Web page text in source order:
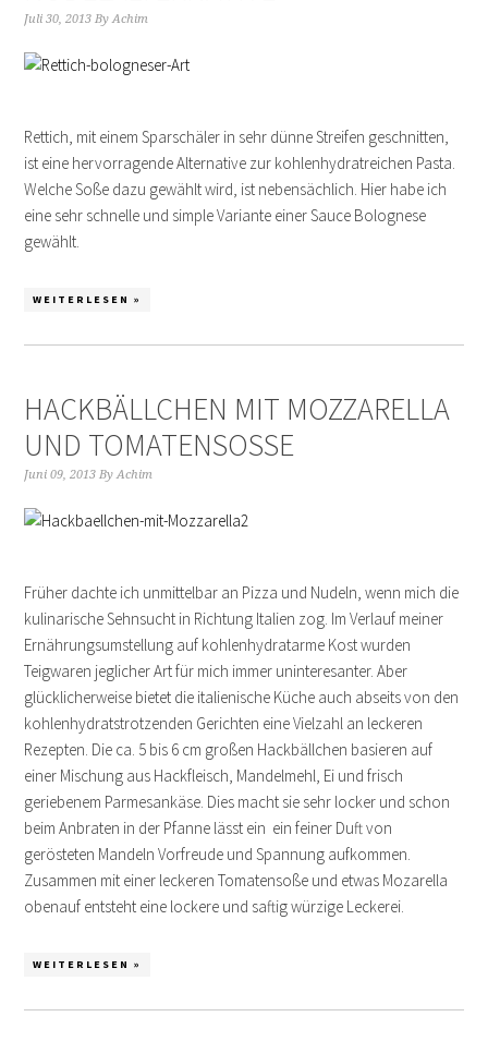
Juli 30, 2013 ByAchim
Rettich, mit einem Sparschäler in sehr dünne Streifen geschnitten,
ist eine hervorragende Alternative zur kohlenhydratreichen Pasta.
Welche Soße dazu gewählt wird, ist nebensächlich. Hier habe ich
eine sehr schnelle und simple Variante einer Sauce Bolognese
gewählt.
WEITERLESEN »
HACKBÄLLCHEN MIT MOZZARELLA
UND TOMATENSOSSE
Juni 09, 2013 ByAchim
Früher dachte ich unmittelbar an Pizza und Nudeln, wenn mich die
kulinarische Sehnsucht in Richtung Italien zog. Im Verlauf meiner
Ernährungsumstellung auf kohlenhydratarme Kost wurden
Teigwaren jeglicher Art für mich immer uninteresanter. Aber
glücklicherweise bietet die italienische Küche auch abseits von den
kohlenhydratstrotzenden Gerichten eine Vielzahl an leckeren
Rezepten. Die ca. 5 bis 6 cm großen Hackbällchen basieren auf
einer Mischung aus Hackfleisch, Mandelmehl, Ei und frisch
geriebenem Parmesankäse. Dies macht sie sehr locker und schon
beim Anbraten in der Pfanne lässt ein ein feiner Duft von
gerösteten Mandeln Vorfreude und Spannung aufkommen.
Zusammen mit einer leckeren Tomatensoße und etwas Mozarella
obenauf entsteht eine lockere und saftig würzige Leckerei.
WEITERLESEN »